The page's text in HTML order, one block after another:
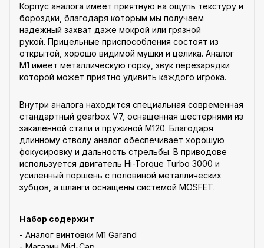
Корпус аналога имеет приятную на ощупь текстуру и
бороздки, благодаря которым мы получаем
надежный захват даже мокрой или грязной
рукой. Прицельные приспособления состоят из
открытой, хорошо видимой мушки и целика. Аналог
M1 имеет металлическую горку, звук перезарядки
которой может приятно удивить каждого игрока.
Внутри аналога находится специальная современная
стандартный gearbox V7, оснащенная шестернями из
закаленной стали и пружиной M120. Благодаря
длинному стволу аналог обеспечивает хорошую
фокусировку и дальность стрельбы. В приводове
используется двигатель Hi-Torque Turbo 3000 и
усиленный поршень с половиной металлических
зубцов, а шланги оснащены системой MOSFET.
Набор содержит
- Аналог винтовки M1 Garand